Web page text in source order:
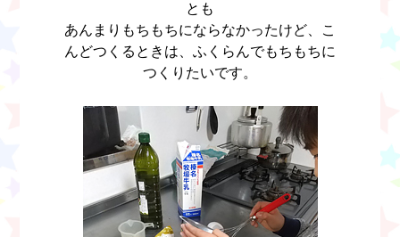
とも
あんまりもちもちにならなかったけど、こ
んどつくるときは、ふくらんでもちもちに
つくりたいです。